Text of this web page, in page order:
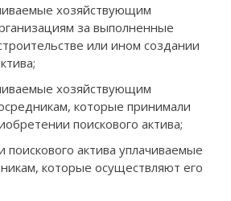
хозяйствующим
за выполненные
или ином создании
хозяйствующим
которые принимали
поискового актива;
поискового актива уплачиваемые
которые осуществляют его